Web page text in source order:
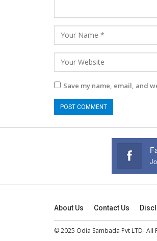
Save my name, email, and
About Us Contact Us
© 2025 Odia Sambada Pvt LTD- All